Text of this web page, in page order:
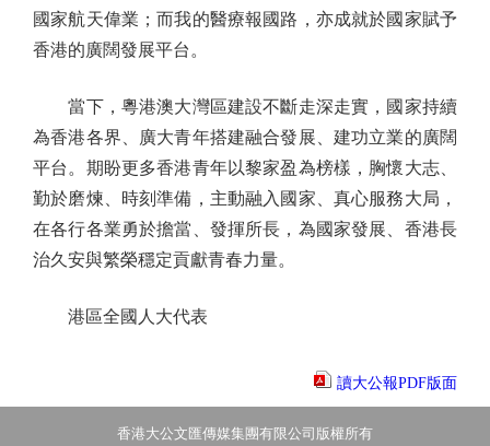
國家航天偉業；而我的醫療報國路，亦成就於國家賦予
香港的廣闊發展平台。
當下，粵港澳大灣區建設不斷走深走實，國家持續
為香港各界、廣大青年搭建融合發展、建功立業的廣闊
平台。期盼更多香港青年以黎家盈為榜樣，胸懷大志、
勤於磨煉、時刻準備，主動融入國家、真心服務大局，
在各行各業勇於擔當、發揮所長，為國家發展、香港長
治久安與繁榮穩定貢獻青春力量。
港區全國人大代表
讀大公報PDF版面
香港大公文匯傳媒集團有限公司版權所有